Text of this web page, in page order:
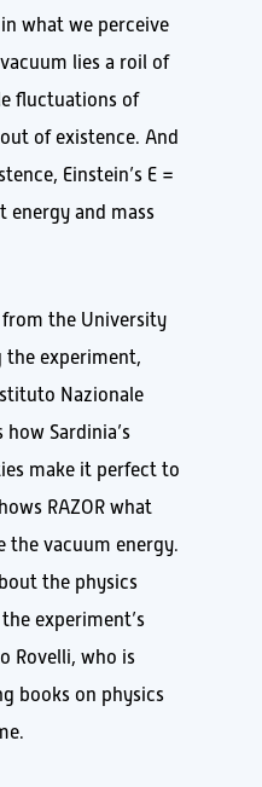
what we perceive
lies a roil of
fluctuations of
of existence. And
Einstein’s E =
energy and mass
from the University
the experiment,
Nazionale
how Sardinia’s
make it perfect to
RAZOR what
the vacuum energy.
the physics
experiment’s
Rovelli, who is
books on physics